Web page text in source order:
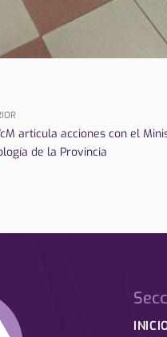
articula acciones con el
de la Provincia